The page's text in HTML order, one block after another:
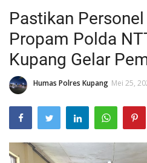
Beranda
Terms & Conditions
Reskrim
Binkam
Giat Ops
Lantas
Jurnal Kamtibmas
Pastikan Personel
Propam Polda
Kupang Gelar
Humas Polres Kupang Mei 25,